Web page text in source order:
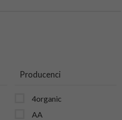
Producenci
4organic
AA